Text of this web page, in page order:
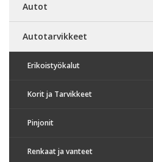
Autot
Autotarvikkeet
Erikoistyökalut
Korit ja Tarvikkeet
Pinjonit
Renkaat ja vanteet